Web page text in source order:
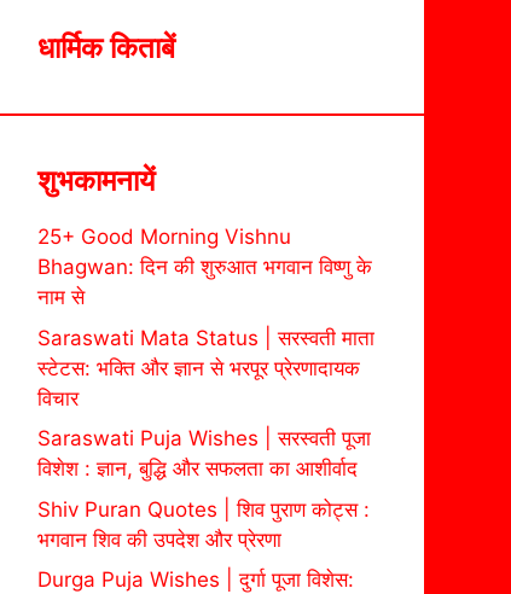
धार्मिक किताबें
शुभकामनायें
25+ Good Morning Vishnu
Bhagwan: दिन की शुरुआत भगवान विष्णु के
नाम से
Saraswati Mata Status | सरस्वती माता
स्टेटस: भक्ति और ज्ञान से भरपूर प्रेरणादायक
विचार
Saraswati Puja Wishes | सरस्वती पूजा
विशेश : ज्ञान, बुद्धि और सफलता का आशीर्वाद
Shiv Puran Quotes | शिव पुराण कोट्स :
भगवान शिव की उपदेश और प्रेरणा
Durga Puja Wishes | दुर्गा पूजा विशेस: